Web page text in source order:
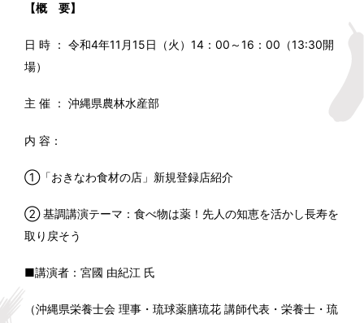
【概 要】
日 時 ： 令和4年11月15日（火）14：00～16：00（13:30開
場）
主 催 ： 沖縄県農林水産部
内 容：
①「おきなわ食材の店」新規登録店紹介
② 基調講演テーマ：食べ物は薬！先人の知恵を活かし長寿を
取り戻そう
■講演者：宮國 由紀江 氏
（沖縄県栄養士会 理事・琉球薬膳琉花 講師代表・栄養士・琉